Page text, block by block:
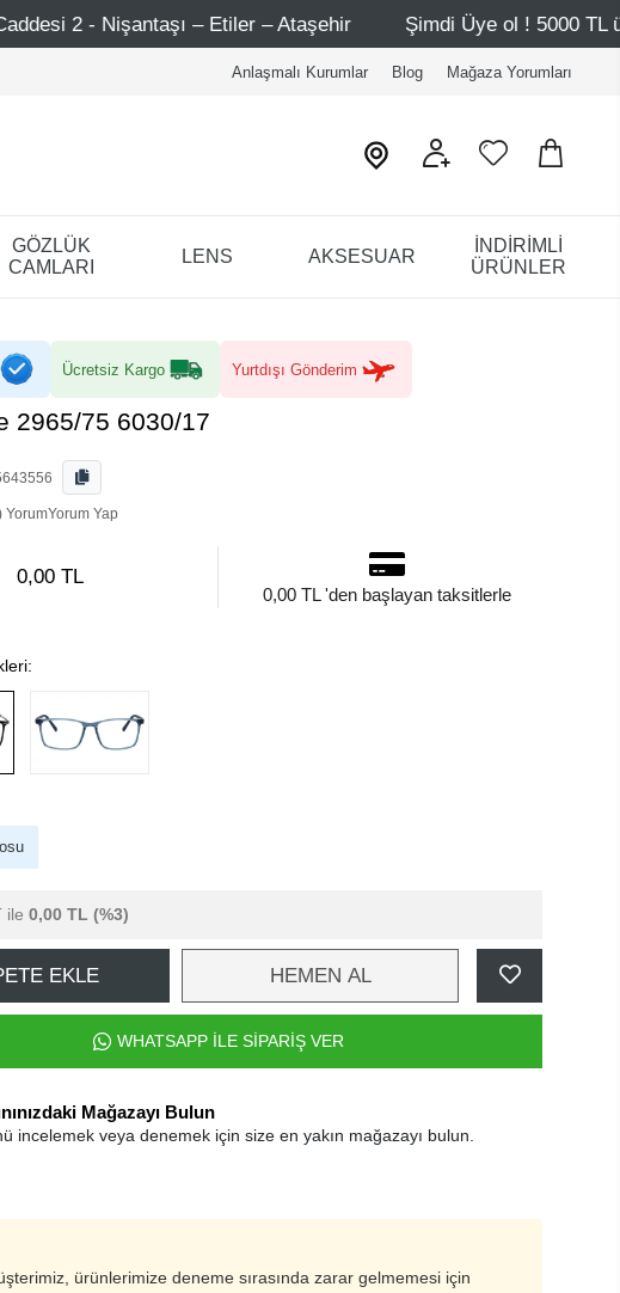
– Etiler – Ataşehir Şimdi Üye ol ! 5000 TL üzeri ilk
Anlaşmalı Kurumlar Blog Mağaza Yorumları
GÖZLÜK
CAMLARI
LENS AKSESUAR
İNDİRİMLİ
ÜRÜNLER
Ücretsiz Kargo Yurtdışı Gönderim
2965/75 6030/17
YorumYorum Yap
0,00 TL
0,00 TL 'den başlayan taksitlerle
ile 0,00 TL (%3)
EKLE HEMEN AL
WHATSAPP İLE SİPARİŞ VER
Mağazayı Bulun
incelemek veya denemek için size en yakın mağazayı bulun.
ürünlerimize deneme sırasında zarar gelmemesi için